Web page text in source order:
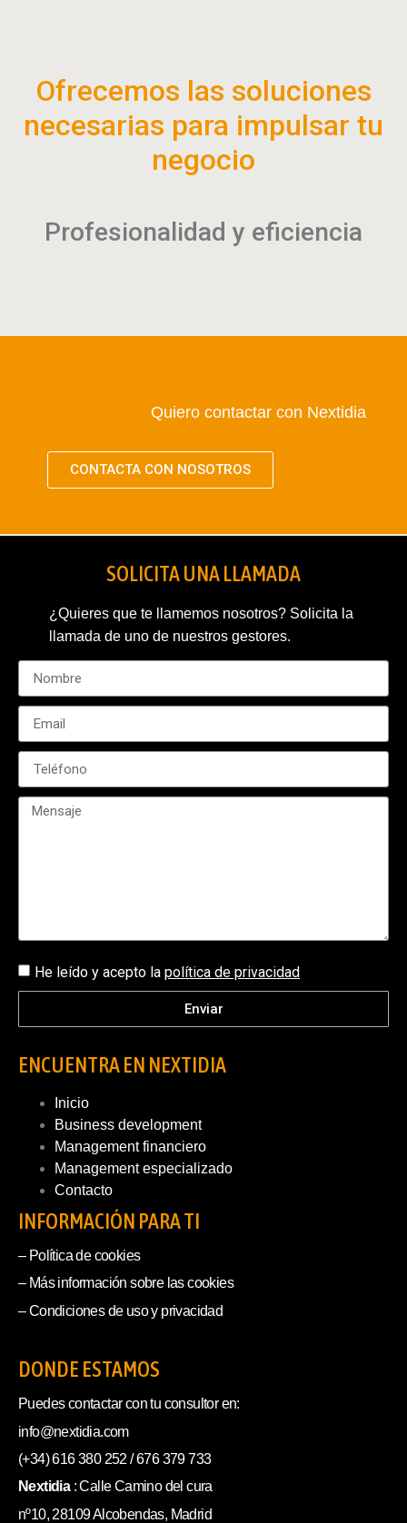
Ofrecemos las soluciones
necesarias para impulsar tu
negocio
Profesionalidad y eficiencia
Quiero contactar con Nextidia
CONTACTA CON NOSOTROS
SOLICITA UNA LLAMADA
¿Quieres que te llamemos nosotros? Solicita la
llamada de uno de nuestros gestores.
He leído y acepto la política de privacidad
Enviar
ENCUENTRA EN NEXTIDIA
Inicio
Business development
Management financiero
Management especializado
Contacto
INFORMACIÓN PARA TI
– Política de cookies
– Más información sobre las cookies
– Condiciones de uso y privacidad
DONDE ESTAMOS
Puedes contactar con tu consultor en:
info@nextidia.com
(+34) 616 380 252 / 676 379 733
Nextidia : Calle Camino del cura
nº10, 28109 Alcobendas, Madrid